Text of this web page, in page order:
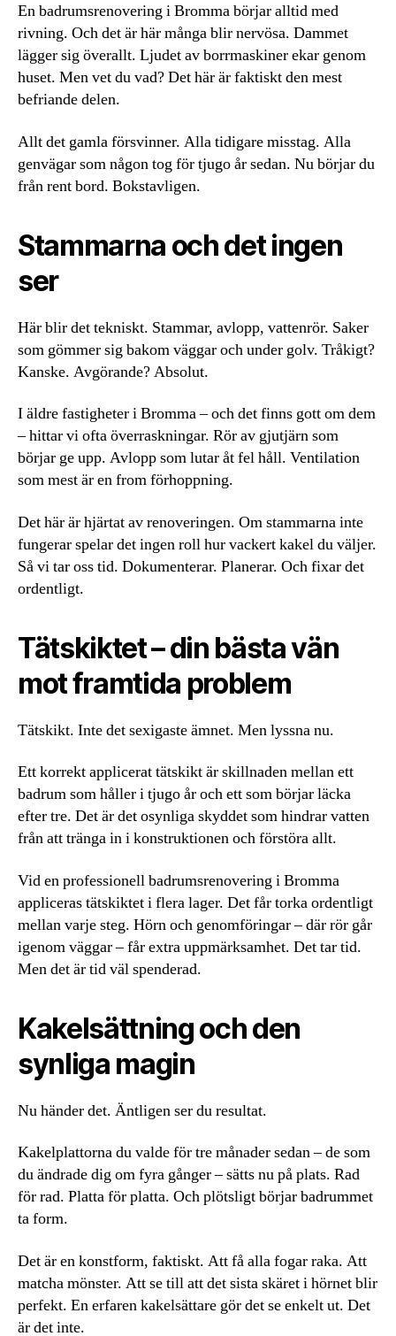
En badrumsrenovering i Bromma börjar alltid med
rivning. Och det är här många blir nervösa. Dammet
lägger sig överallt. Ljudet av borrmaskiner ekar genom
huset. Men vet du vad? Det här är faktiskt den mest
befriande delen.
Allt det gamla försvinner. Alla tidigare misstag. Alla
genvägar som någon tog för tjugo år sedan. Nu börjar du
från rent bord. Bokstavligen.
Stammarna och det ingen
ser
Här blir det tekniskt. Stammar, avlopp, vattenrör. Saker
som gömmer sig bakom väggar och under golv. Tråkigt?
Kanske. Avgörande? Absolut.
I äldre fastigheter i Bromma – och det finns gott om dem
– hittar vi ofta överraskningar. Rör av gjutjärn som
börjar ge upp. Avlopp som lutar åt fel håll. Ventilation
som mest är en from förhoppning.
Det här är hjärtat av renoveringen. Om stammarna inte
fungerar spelar det ingen roll hur vackert kakel du väljer.
Så vi tar oss tid. Dokumenterar. Planerar. Och fixar det
ordentligt.
Tätskiktet – din bästa vän
mot framtida problem
Tätskikt. Inte det sexigaste ämnet. Men lyssna nu.
Ett korrekt applicerat tätskikt är skillnaden mellan ett
badrum som håller i tjugo år och ett som börjar läcka
efter tre. Det är det osynliga skyddet som hindrar vatten
från att tränga in i konstruktionen och förstöra allt.
Vid en professionell badrumsrenovering i Bromma
appliceras tätskiktet i flera lager. Det får torka ordentligt
mellan varje steg. Hörn och genomföringar – där rör går
igenom väggar – får extra uppmärksamhet. Det tar tid.
Men det är tid väl spenderad.
Kakelsättning och den
synliga magin
Nu händer det. Äntligen ser du resultat.
Kakelplattorna du valde för tre månader sedan – de som
du ändrade dig om fyra gånger – sätts nu på plats. Rad
för rad. Platta för platta. Och plötsligt börjar badrummet
ta form.
Det är en konstform, faktiskt. Att få alla fogar raka. Att
matcha mönster. Att se till att det sista skäret i hörnet blir
perfekt. En erfaren kakelsättare gör det se enkelt ut. Det
är det inte.